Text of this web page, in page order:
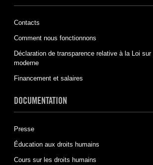
Contacts
Comment nous fonctionnons
Déclaration de transparence relative à la Loi sur
moderne
Financement et salaires
DOCUMENTATION
Presse
Éducation aux droits humains
Cours sur les droits humains